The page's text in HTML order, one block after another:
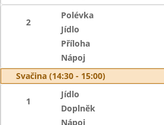
2
Polévka
Jídlo
Příloha
Nápoj
Svačina (14:30 - 15:00)
1
Jídlo
Doplněk
Nápoj